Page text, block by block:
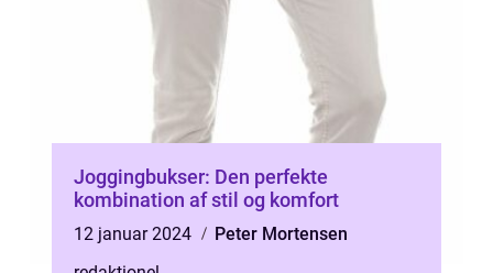
Joggingbukser: Den perfekte
kombination af stil og komfort
12 januar 2024
Peter Mortensen